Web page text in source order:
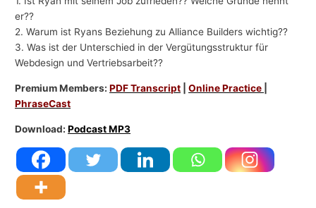
er??
2. Warum ist Ryans Beziehung zu Alliance Builders wichtig??
3. Was ist der Unterschied in der Vergütungsstruktur für
Webdesign und Vertriebsarbeit??
Premium Members:PDF Transcript |Online Practice
PhraseCast
Download:Podcast MP3